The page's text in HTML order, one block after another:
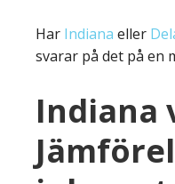
Har Indiana eller
svarar på det på en
Indiana